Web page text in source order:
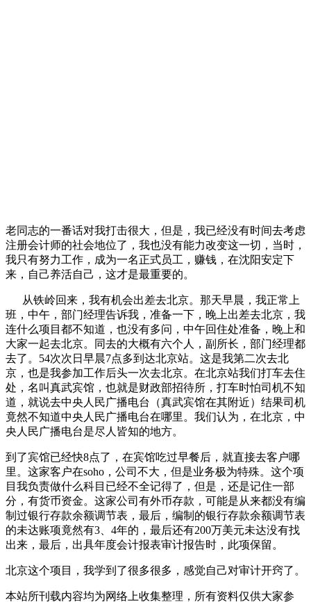
老同志的一番话对我打击很大，但是，我已经没有时间去考虑
注册会计师的社会地位了，我也没有能力改变这一切，当时，
我只有努力工作，成为一名正式员工，赚钱，在沈阳安定下
来，自己养活自己，这才是最重要的。
从铁岭回来，我有机会出差去北京。那天早晨，我正常上
班，中午，部门经理告诉我，准备一下，晚上出差去北京，我
连什么项目都不知道，也没有多问，中午回住处准备，晚上和
大家一起去北京。同去的大概有六个人，副所长，部门经理都
去了。54次次日早晨7点多到达北京站。这是我第二次去北
京，也是我参加工作后头一次去北京。在北京站我们打车去住
处，名叫真武宾馆，也就是财政部招待所，打车时怕司机不知
道，就说去中央人民广播电台（真武宾馆在其附近）结果司机
竟然不知道中央人民广播电台在哪里。我们认为，在北京，中
央人民广播电台是尽人皆知的地方。
到了宾馆已经快8点了，在宾馆吃过早餐后，就直接去客户哪
里。这家客户在soho，公司不大，但是业务极为特殊。这个项
目我负责做什么科目已经不全记得了，但是，还是记住一部
分，有货币资金。这家公司有外币存款，可能是从来都没有编
制过银行存款余额调节表，最后，编制的银行存款余额调节表
的未达账项竟然有3、4年的，最后还有200万美元未达没有找
出来，最后，出具年度会计报表审计报告时，此项保留。
北京这个项目，我学到了很多很多，感觉自己对审计开窍了。
本站所刊载内容均为网络上收集整理，所有资料仅供大家参